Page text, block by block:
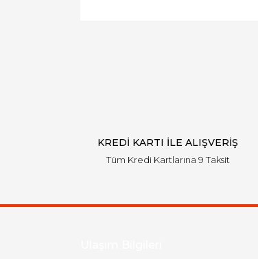
KREDİ KARTI İLE ALIŞVERİŞ
Tüm Kredi Kartlarına 9 Taksit